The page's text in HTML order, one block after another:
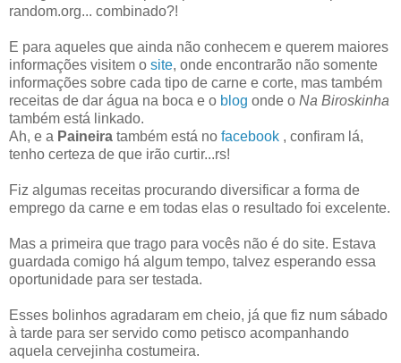
random.org... combinado?!
E para aqueles que ainda não conhecem e querem maiores
informações visitem o site, onde encontrarão não somente
informações sobre cada tipo de carne e corte, mas também
receitas de dar água na boca e o blog onde o Na Biroskinha
também está linkado.
Ah, e a Paineira também está no facebook , confiram lá,
tenho certeza de que irão curtir...rs!
Fiz algumas receitas procurando diversificar a forma de
emprego da carne e em todas elas o resultado foi excelente.
Mas a primeira que trago para vocês não é do site. Estava
guardada comigo há algum tempo, talvez esperando essa
oportunidade para ser testada.
Esses bolinhos agradaram em cheio, já que fiz num sábado
à tarde para ser servido como petisco acompanhando
aquela cervejinha costumeira.